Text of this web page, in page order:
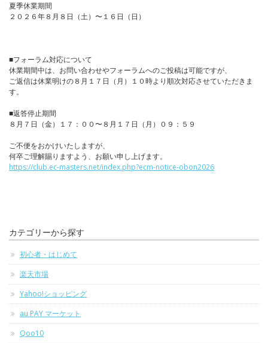
夏季休業期間
２０２６年８月８日（土）〜１６日（日）
■フォーラム対応について
休業期間中は、お問い合わせやフォーラムへのご投稿は可能ですが、
ご返信は休業明けの８月１７日（月）１０時より順次対応させていただきま
す。
■返答停止期間
８月７日（金）１７：００〜８月１７日（月）０９：５９
ご不便をおかけいたしますが、
何卒ご理解賜りますよう、お願い申し上げます。
https://club.ec-masters.net/index.php?ecm-notice-obon2026
カテゴリーから探す
初心者・はじめて
楽天市場
Yahoo!ショッピング
au PAY マーケット
Qoo10